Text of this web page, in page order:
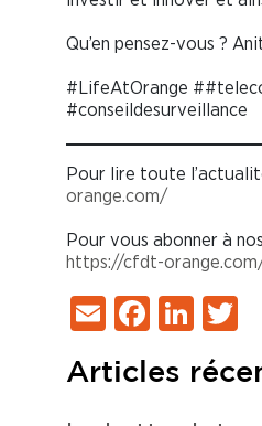
Qu’en pensez-vous ?
#LifeAtOrange
#conseildesurveillance
Pour lire toute
orange.com/
Pour vous abonner à
https://cfdt-
Email
Articles